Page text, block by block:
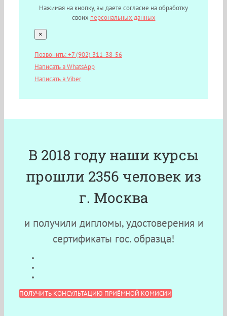
Нажимая на кнопку, вы даете согласие на обработку
своих персональных данных
×
Позвонить: +7 (902) 311-38-56
Написать в WhatsApp
Написать в Viber
В 2018 году наши курсы
прошли 2356 человек из
г. Москва
и получили дипломы, удостоверения и
сертификаты гос. образца!
ПОЛУЧИТЬ КОНСУЛЬТАЦИЮ ПРИЁМНОЙ КОМИСИИ